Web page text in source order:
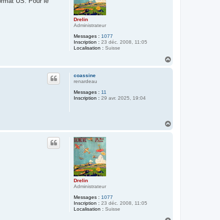
Drelin
Administrateur
Messages : 1077
Inscription : 23 déc. 2008, 11:05
Localisation : Suisse
coassine
renardeau
Messages : 11
Inscription : 29 avr. 2025, 19:04
Drelin
Administrateur
Messages : 1077
Inscription : 23 déc. 2008, 11:05
Localisation : Suisse